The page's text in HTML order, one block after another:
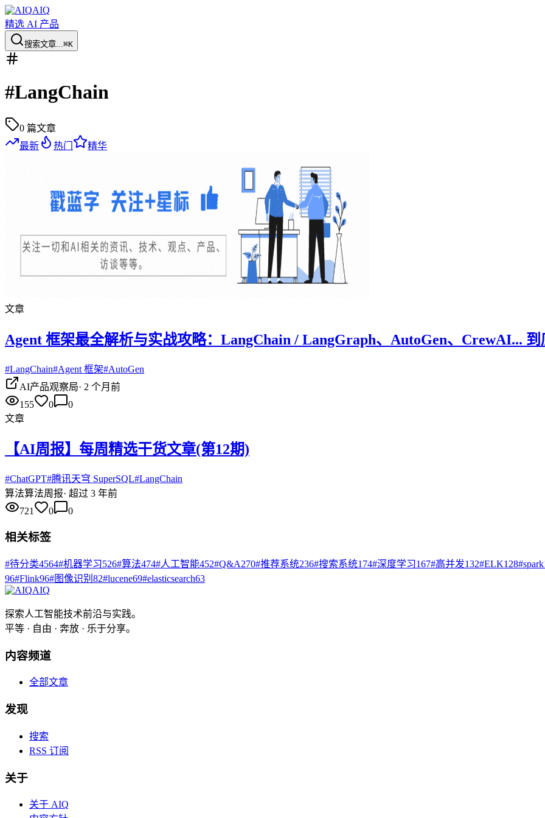
AIQ
精选 AI 产品
搜索文章...⌘K
#LangChain
0 篇文章
最新
热门 精华
文章
Agent 框架最全解析与实战攻略：LangChain / LangGraph、AutoGen、CrewAI... 到
#LangChain#Agent 框架#AutoGen
AI产品观察局· 2 个月前
155
0
0
文章
【AI周报】每周精选干货文章(第12期)
#ChatGPT#腾讯天穹 SuperSQL#LangChain
算法算法周报· 超过 3 年前
721
0 0
相关标签
#待分类4564#机器学习526#算法474#人工智能452#Q&A270#推荐系统236#搜索系统174#深度学习167#高并发132#ELK128#spark
96#Flink96#图像识别 82#lucene69#elasticsearch63
AIQ
探索人工智能技术前沿与实践。
平等 · 自由 · 奔放 · 乐于分享。
内容频道
全部文章
发现
搜索
RSS 订阅
关于
关于 AIQ